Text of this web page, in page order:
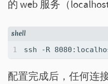
的 web 服务（
配置完成后，任何连